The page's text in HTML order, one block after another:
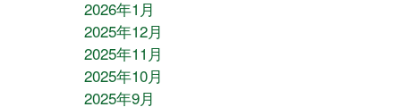
2026年1月
2025年12月
2025年11月
2025年10月
2025年9月